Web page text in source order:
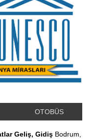
OTOBÜS
Geliş, Gidiş Bodrum,